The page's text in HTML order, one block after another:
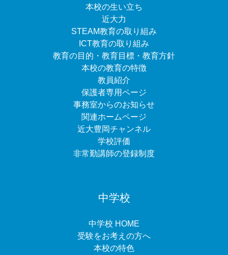
本校の生い立ち
近大力
STEAM教育の取り組み
ICT教育の取り組み
教育の目的・教育目標・教育方針
本校の教育の特徴
教員紹介
保護者専用ページ
事務室からのお知らせ
関連ホームページ
近大豊岡チャンネル
学校評価
非常勤講師の登録制度
中学校
中学校 HOME
受験をお考えの方へ
本校の特色